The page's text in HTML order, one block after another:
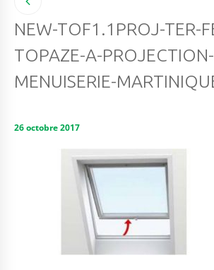
NEW-TOF1.1PROJ-TER-
TOPAZE-A-
MENUISERIE-
26 octobre 2017